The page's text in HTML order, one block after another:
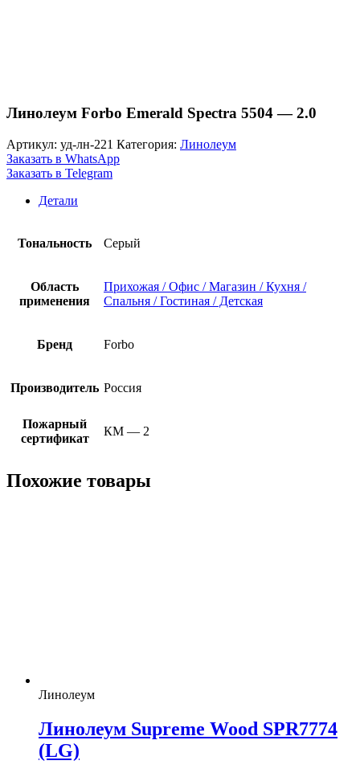
Линолеум Forbo Emerald Spectra 5504 — 2.0
Артикул: уд-лн-221 Категория: Линолеум
Заказать в WhatsApp
Заказать в Telegram
Детали
Тональность Серый
Область
применения
Прихожая / Офис / Магазин / Кухня /
Спальня / Гостиная / Детская
Бренд Forbo
Производитель Россия
Пожарный
сертификат
КМ — 2
Похожие товары
Линолеум
Линолеум Supreme Wood SPR7774
(LG)